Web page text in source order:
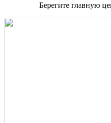
Берегите главную